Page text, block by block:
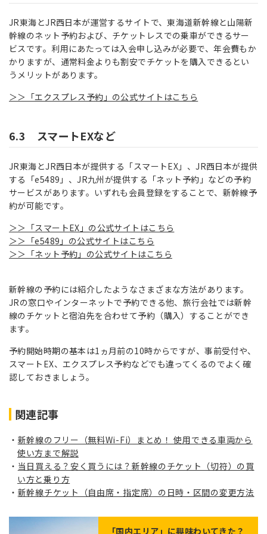
JR東海とJR西日本が運営するサイトで、東海道新幹線と山陽新
幹線のネット予約および、チケットレスでの乗車ができるサー
ビスです。利用にあたっては入会申し込みが必要で、年会費もか
かりますが、通常料金よりも割安でチケットを購入できるとい
うメリットがあります。
＞＞「エクスプレス予約」の公式サイトはこちら
6.3 スマートEXなど
JR東海とJR西日本が提供する「スマートEX」、JR西日本が提供
する「e5489」、JR九州が提供する「ネット予約」などの予約
サービスがあります。いずれも会員登録をすることで、新幹線予
約が可能です。
＞＞「スマートEX」の公式サイトはこちら
＞＞「e5489」の公式サイトはこちら
＞＞「ネット予約」の公式サイトはこちら
新幹線の予約には紹介したようなさまざまな方法があります。
JRの窓口やインターネットで予約できる他、旅行会社では新幹
線のチケットと宿泊先を合わせて予約（購入）することができ
ます。
予約開始時期の基本は1ヵ月前の10時からですが、事前受付や、
スマートEX、エクスプレス予約などでも違ってくるのでよく確
認しておきましょう。
関連記事
新幹線のフリー（無料Wi-Fi）まとめ！ 使用できる車両から
使い方まで解説
当日買える？安く買うには？新幹線のチケット（切符）の買
い方と乗り方
新幹線チケット（自由席・指定席）の日時・区間の変更方法
「国内エリア 」に興味わいてきた？